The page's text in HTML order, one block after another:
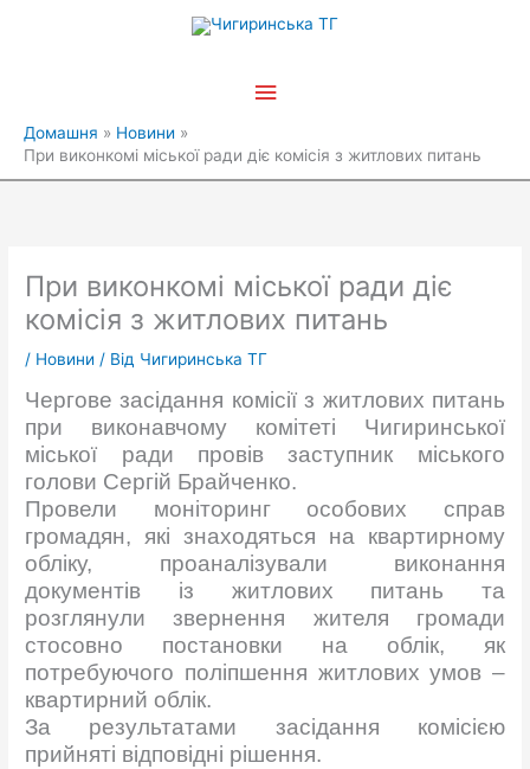
Головне
Домашня
Новини
При виконкомі міської ради діє комісія з житлових питань
При виконкомі міської ради діє
комісія з житлових питань
/ Новини / Від Чигиринська ТГ
Чергове засідання комісії з житлових питань
при виконавчому комітеті Чигиринської
міської ради провів заступник міського
голови Сергій Брайченко.
Провели моніторинг особових справ
громадян, які знаходяться на квартирному
обліку, проаналізували виконання
документів із житлових питань та
розглянули звернення жителя громади
стосовно постановки на облік, як
потребуючого поліпшення житлових умов –
квартирний облік.
За результатами засідання комісією
прийняті відповідні рішення.